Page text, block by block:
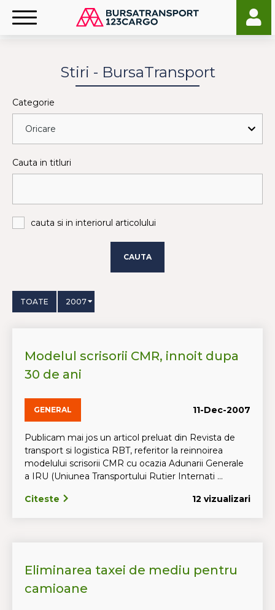
Stiri - BursaTransport
Categorie
Cauta in titluri
cauta si in interiorul articolului
CAUTA
TOATE 2007
Modelul scrisorii CMR, innoit dupa
30 de ani
GENERAL 11-Dec-2007
Publicam mai jos un articol preluat din Revista de
transport si logistica RBT, referitor la reinnoirea
modelului scrisorii CMR cu ocazia Adunarii Generale
a IRU (Uniunea Transportului Rutier Internati ...
Citeste 12 vizualizari
Eliminarea taxei de mediu pentru
camioane